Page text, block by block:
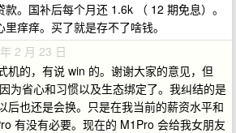
。国补后每个月还 1.6k （ 12 期免息）。
痒痒。买了就是存不了啥钱。
2 月 23 日
机的，有说 win 的。谢谢大家的意见，但
为省心和习惯以及生态绑定了。我纠结的是
后也还是会换。只是在我当前的薪资水平和
有没有必要。现在的 M1Pro 会给我女朋友